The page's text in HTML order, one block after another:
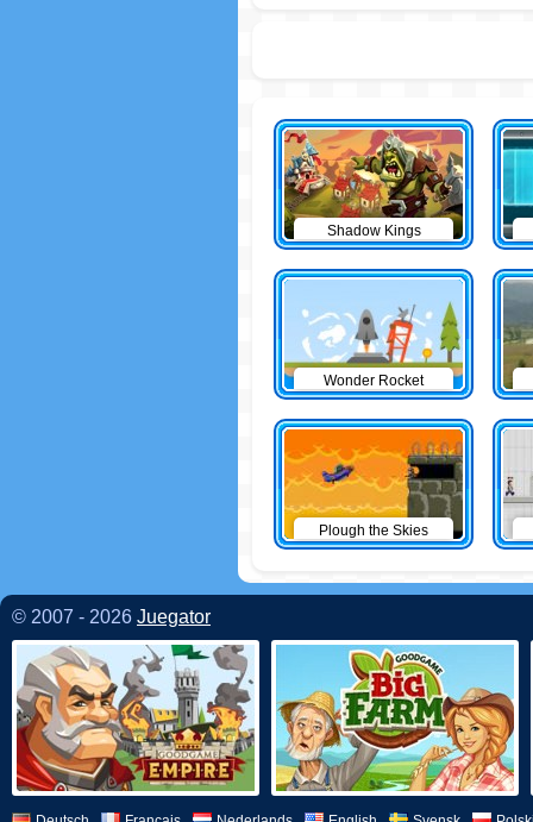
Shadow Kings
Wonder Rocket
Plough the Skies
© 2007 - 2026 Juegator